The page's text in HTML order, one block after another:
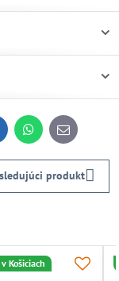
WhatsApp
E-
mail
produkt
Košiciach